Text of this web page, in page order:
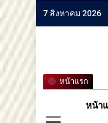
7 สิงหาคม 2026
หน้า
หน้าแรก